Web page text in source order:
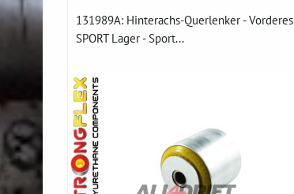
131989A: Hinterachs-Querlenker - Vorderes
SPORT Lager - Sport...